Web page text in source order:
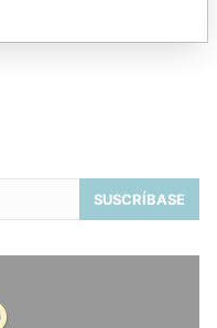
SUSCRÍBASE